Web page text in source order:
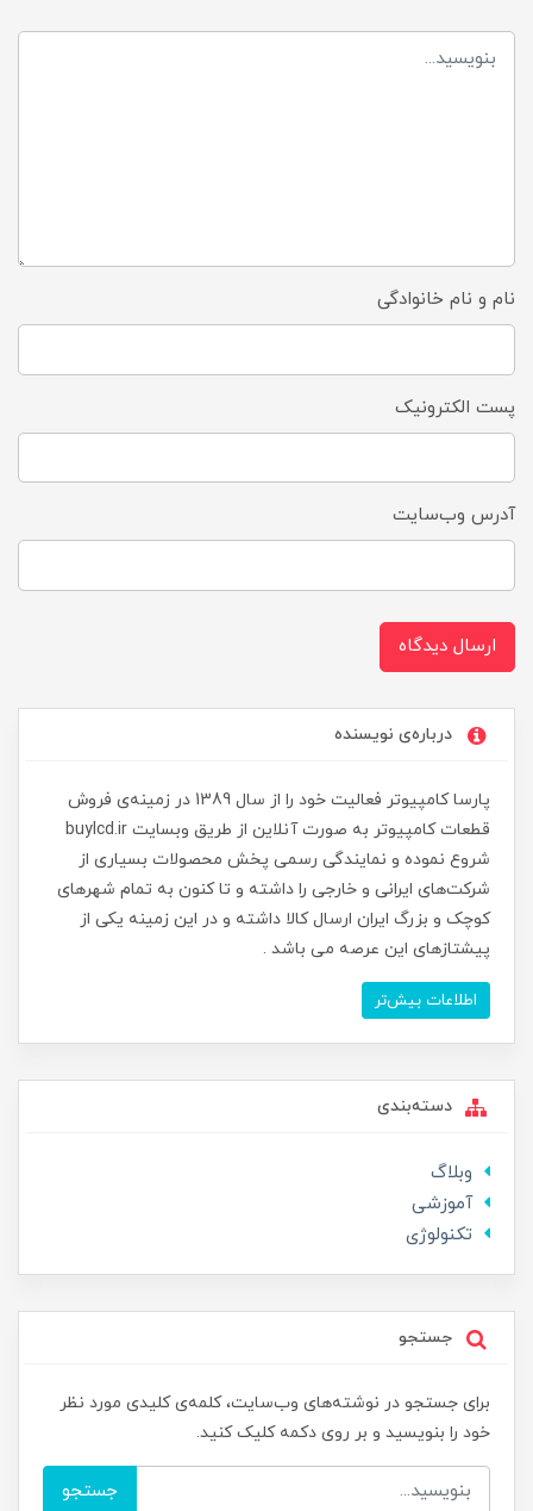
نام و نام خانوادگی
پست الکترونیک
آدرس وب‌سایت
ارسال دیدگاه
درباره‌ی نویسنده
پارسا کامپیوتر فعالیت خود را از سال 1389 در زمینه‌ی فروش
قطعات کامپیوتر به صورت آنلاین از طریق وبسایت buylcd.ir
شروع نموده و نمایندگی رسمی پخش محصولات بسیاری از
شرکت‌های ایرانی و خارجی را داشته و تا کنون به تمام شهرهای
کوچک و بزرگ ایران ارسال کالا داشته و در این زمینه یکی از
پیشتازهای این عرصه می باشد .
اطلاعات بیش‌تر
دسته‌بندی
وبلاگ
آموزشی
تکنولوژی
جستجو
برای جستجو در نوشته‌های وب‌سایت، کلمه‌ی کلیدی مورد نظر
خود را بنویسید و بر روی دکمه کلیک کنید.
جستجو